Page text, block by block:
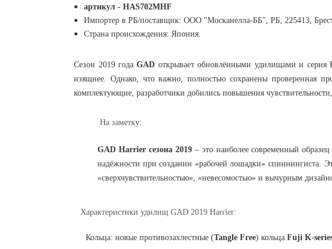
артикул - HAS702MHF
Импортер в РБ/поставщик: ООО "Москанелла-ББ", РБ, 225413,
Страна происхождения: Япония.
Сезон 2019 годаGAD открывает обновлёнными удилищами и серия
изящнее. Однако, что важно, полностью сохранены проверенная
комплектующие, разработчики добились повышения
На заметку:
GAD Harrier сезона 2019 – это наиболее современный
надёжности при создании «рабочей лошадки» спиннингиста.
«сверхчувствительностью», «невесомостью» и вычурным
Характеристики удилищ GAD 2019 Harrier:
Кольца: новые противозахлестные (Tangle Free) кольца Fuji K-